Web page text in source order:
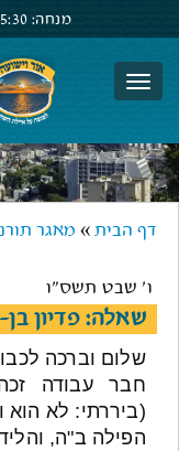
מנחה: –
דף הבית » מאגר
ו' שבט תשס"ו
שאלה: פדיון
שלום וברכה
חבר עבודה
(ביררתי: לא הוא
הפילה ב"ה,